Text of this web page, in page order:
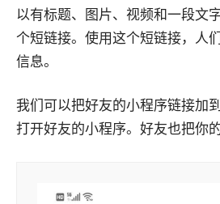
以有标题、图片、视频和一段文
个短链接。使用这个短链接，人
信息。
我们可以把好友的小程序链接加
打开好友的小程序。好友也把你